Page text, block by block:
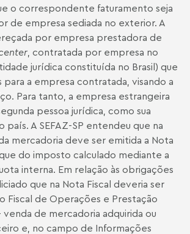
o correspondente faturamento seja
de empresa sediada no exterior. A
por empresa prestadora de
, contratada por empresa no
jurídica constituída no Brasil) que
a empresa contratada, visando a
Para tanto, a empresa estrangeira
pessoa jurídica, como sua
A SEFAZ-SP entendeu que na
mercadoria deve ser emitida a Nota
do imposto calculado mediante a
interna. Em relação às obrigações
que na Nota Fiscal deveria ser
Fiscal de Operações e Prestação
venda de mercadoria adquirida ou
e, no campo de Informações